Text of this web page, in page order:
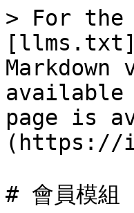
> For the
available
page is
(https://
# 會員模組